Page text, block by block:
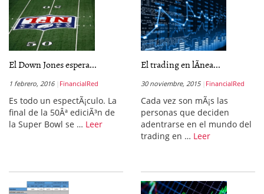
El Down Jones espera...
1 febrero, 2016 FinancialRed
Es todo un espectÃ¡culo. La
final de la 50Âª ediciÃ³n de
la Super Bowl se … Leer
El trading en lÃ­nea...
30 noviembre, 2015 FinancialRed
Cada vez son mÃ¡s las
personas que deciden
adentrarse en el mundo del
trading en … Leer